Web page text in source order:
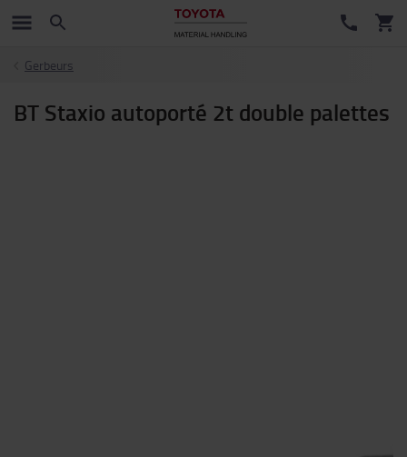
Gerbeurs
BT Staxio autoporté 2t double palettes